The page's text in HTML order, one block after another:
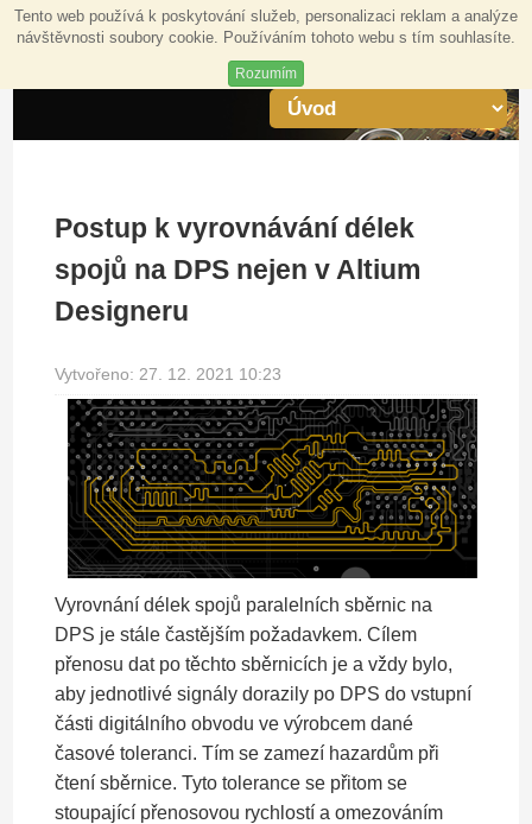
Tento web používá k poskytování služeb, personalizaci reklam a analýze
návštěvnosti soubory cookie. Používáním tohoto webu s tím souhlasíte.
Rozumím
Postup k vyrovnávání délek
spojů na DPS nejen v Altium
Designeru
Vytvořeno: 27. 12. 2021 10:23
Vyrovnání délek spojů paralelních sběrnic na
DPS je stále častějším požadavkem. Cílem
přenosu dat po těchto sběrnicích je a vždy bylo,
aby jednotlivé signály dorazily po DPS do vstupní
části digitálního obvodu ve výrobcem dané
časové toleranci. Tím se zamezí hazardům při
čtení sběrnice. Tyto tolerance se přitom se
stoupající přenosovou rychlostí a omezováním